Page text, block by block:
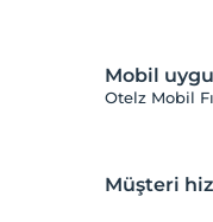
Mobil
Otelz Mobil
Müşteri